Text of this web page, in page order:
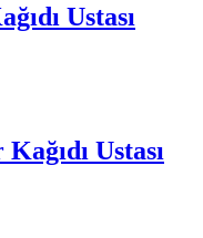
Ustası
Ustası